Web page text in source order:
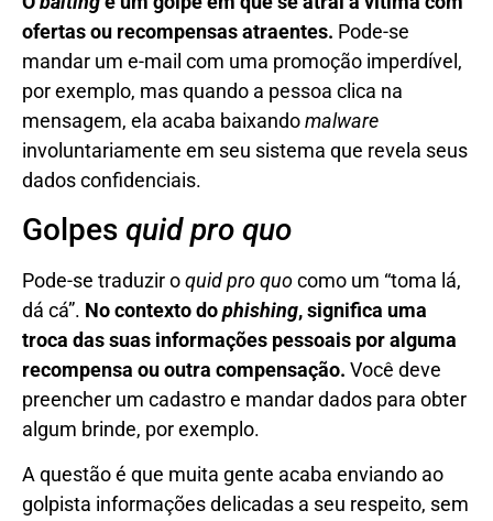
ofertas ou recompensas atraentes. Pode-se
mandar um e-mail com uma promoção imperdível,
por exemplo, mas quando a pessoa clica na
mensagem, ela acaba baixandomalware
involuntariamente em seu sistema que revela seus
dados confidenciais.
Golpes quid pro quo
Pode-se traduzir oquid pro quocomo um “toma lá,
dá cá”. No contexto dophishing, significa uma
troca das suas informações pessoais por alguma
recompensa ou outra compensação. Você deve
preencher um cadastro e mandar dados para obter
algum brinde, por exemplo.
A questão é que muita gente acaba enviando ao
golpista informações delicadas a seu respeito, sem